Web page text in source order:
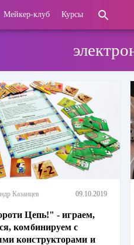
Мейкер-клуб Курсы
Казанцев 09.10.2019
Цепь!" - играем,
комбинируем с
конструкторами и